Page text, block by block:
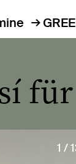
für
1 /